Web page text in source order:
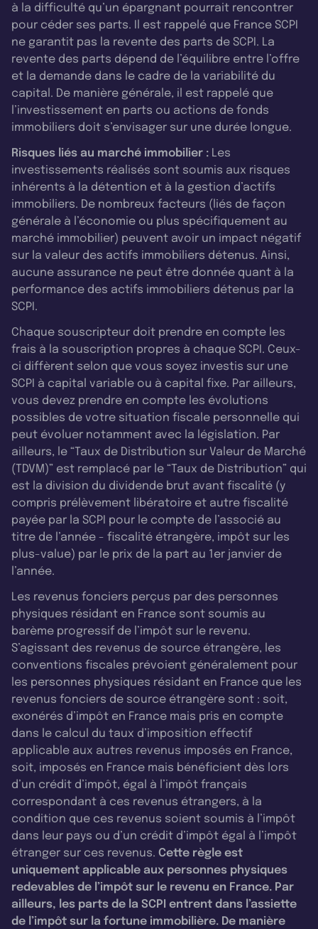
à la difficulté qu’un épargnant pourrait rencontrer
pour céder ses parts. Il est rappelé que France SCPI
ne garantit pas la revente des parts de SCPI. La
revente des parts dépend de l’équilibre entre l’offre
et la demande dans le cadre de la variabilité du
capital. De manière générale, il est rappelé que
l’investissement en parts ou actions de fonds
immobiliers doit s’envisager sur une durée longue.
Risques liés au marché immobilier : Les
investissements réalisés sont soumis aux risques
inhérents à la détention et à la gestion d’actifs
immobiliers. De nombreux facteurs (liés de façon
générale à l’économie ou plus spécifiquement au
marché immobilier) peuvent avoir un impact négatif
sur la valeur des actifs immobiliers détenus. Ainsi,
aucune assurance ne peut être donnée quant à la
performance des actifs immobiliers détenus par la
SCPI.
Chaque souscripteur doit prendre en compte les
frais à la souscription propres à chaque SCPI. Ceux-
ci diffèrent selon que vous soyez investis sur une
SCPI à capital variable ou à capital fixe. Par ailleurs,
vous devez prendre en compte les évolutions
possibles de votre situation fiscale personnelle qui
peut évoluer notamment avec la législation. Par
ailleurs, le “Taux de Distribution sur Valeur de Marché
(TDVM)” est remplacé par le “Taux de Distribution” qui
est la division du dividende brut avant fiscalité (y
compris prélèvement libératoire et autre fiscalité
payée par la SCPI pour le compte de l’associé au
titre de l’année - fiscalité étrangère, impôt sur les
plus-value) par le prix de la part au 1er janvier de
l’année.
Les revenus fonciers perçus par des personnes
physiques résidant en France sont soumis au
barème progressif de l’impôt sur le revenu.
S’agissant des revenus de source étrangère, les
conventions fiscales prévoient généralement pour
les personnes physiques résidant en France que les
revenus fonciers de source étrangère sont : soit,
exonérés d’impôt en France mais pris en compte
dans le calcul du taux d’imposition effectif
applicable aux autres revenus imposés en France,
soit, imposés en France mais bénéficient dès lors
d’un crédit d’impôt, égal à l’impôt français
correspondant à ces revenus étrangers, à la
condition que ces revenus soient soumis à l’impôt
dans leur pays ou d’un crédit d’impôt égal à l’impôt
étranger sur ces revenus. Cette règle est
uniquement applicable aux personnes physiques
redevables de l’impôt sur le revenu en France. Par
ailleurs, les parts de la SCPI entrent dans l’assiette
de l’impôt sur la fortune immobilière. De manière